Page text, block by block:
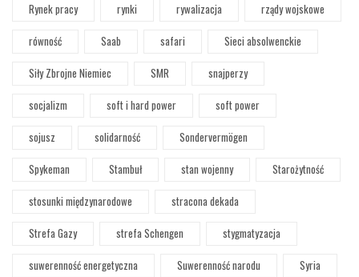
Rynek pracy
rynki rywalizacja
rządy wojskowe
równość
Saab safari
Sieci absolwenckie
Siły Zbrojne Niemiec
SMR
snajperzy
socjalizm
soft i hard power
soft power
sojusz
solidarność
Sondervermögen
Spykeman
Stambuł stan wojenny
Starożytność
stosunki międzynarodowe
stracona dekada
Strefa Gazy
strefa Schengen
stygmatyzacja
suwerenność energetyczna
Suwerenność narodu
Syria